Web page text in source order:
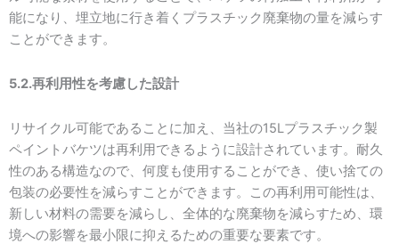
能になり、埋立地に行き着くプラスチック廃棄物の量を減らす
ことができます。
5.2.再利用性を考慮した設計
リサイクル可能であることに加え、当社の15Lプラスチック製
ペイントバケツは再利用できるように設計されています。耐久
性のある構造なので、何度も使用することができ、使い捨ての
包装の必要性を減らすことができます。この再利用可能性は、
新しい材料の需要を減らし、全体的な廃棄物を減らすため、環
境への影響を最小限に抑えるための重要な要素です。